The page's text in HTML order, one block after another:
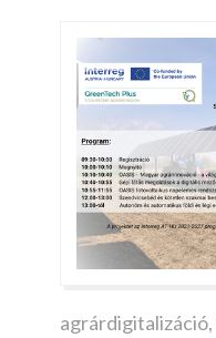
agrárdigitalizáció,